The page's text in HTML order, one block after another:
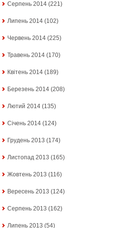
Серпень 2014 (221)
Липень 2014 (102)
Червень 2014 (225)
Травень 2014 (170)
Квітень 2014 (189)
Березень 2014 (208)
Лютий 2014 (135)
Січень 2014 (124)
Грудень 2013 (174)
Листопад 2013 (165)
Жовтень 2013 (116)
Вересень 2013 (124)
Серпень 2013 (162)
Липень 2013 (54)